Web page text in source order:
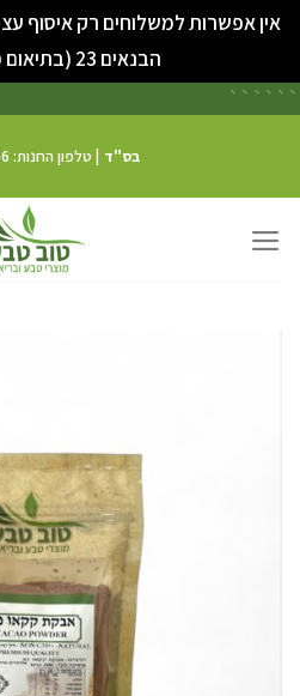
אין אפשרות למשלוחים רק איסוף
הבנאים 23 (בתיאום מראש)
```
```
בס"ד | טלפון החנות: 08-853-7556